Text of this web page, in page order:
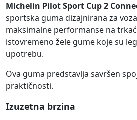
Michelin Pilot Sport Cup 2
sportska guma dizajnirana za
maksimalne performanse na
istovremeno žele gume koje su
upotrebu.
Ova guma predstavlja savršen
praktičnosti.
Izuzetna brzina